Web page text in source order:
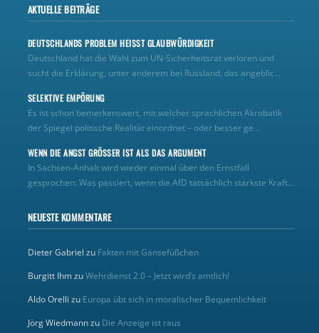
AKTUELLE BEITRÄGE
DEUTSCHLANDS PROBLEM HEISST GLAUBWÜRDIGKEIT
Deutschland hat die Wahl zum UN‑Sicherheitsrat verloren und
sucht die Erklärung, unter anderem bei Russland, das angeblic...
SELEKTIVE EMPÖRUNG
Es ist schon bemerkenswert, mit welcher sprachlichen Akrobatik
der Spiegel politische Realität einordnet – oder besser ge...
WENN DIE ANGST GRÖSSER IST ALS DAS ARGUMENT
In Sachsen-Anhalt wird wieder einmal über den Ernstfall
gesprochen: Was passiert, wenn die AfD tatsächlich stärkste Kraft...
NEUESTE KOMMENTARE
Dieter Gabriel zu Fakten mit Gänsefüßchen
Burgitt IhmzuWehrdienst 2.0 – Jetzt wird’s amtlich!
Aldo Orelli zu Europa übt sich in moralischer Bequemlichkeit
Jörg Wiedmannzu Die Anzeige ist raus